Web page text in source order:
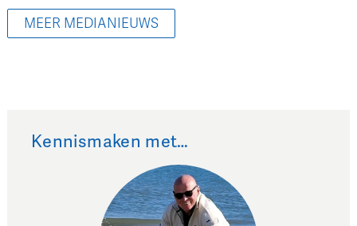
MEER MEDIANIEUWS
Kennismaken met…